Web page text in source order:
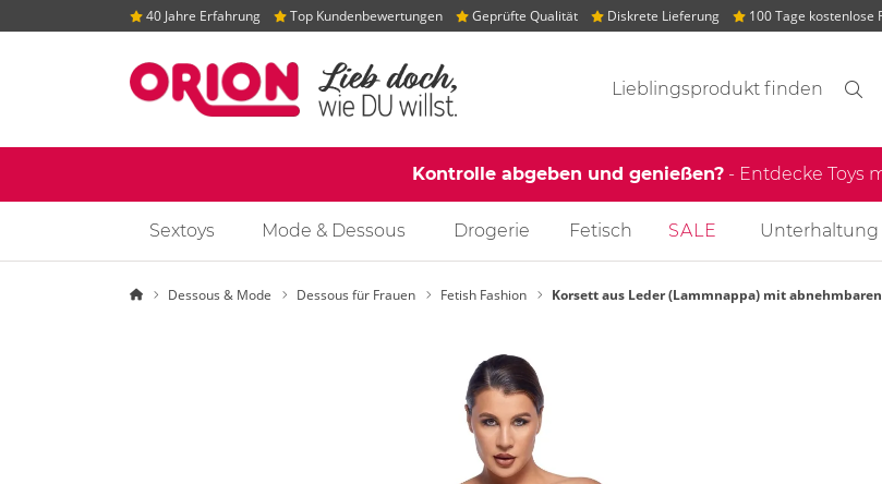
40 Jahre Erfahrung Top Kundenbewertungen Geprüfte Qualität Diskrete Lieferung 100 Tage kostenlose
Suchvorschläge
Kontrolle abgeben und genießen? - Entdecke Toys
Sextoys Mode & Dessous Drogerie Fetisch SALE Unterhaltung
StartseiteDessous & Mode Dessous für Frauen Fetish Fashion Korsett aus Leder (Lammnappa) mit